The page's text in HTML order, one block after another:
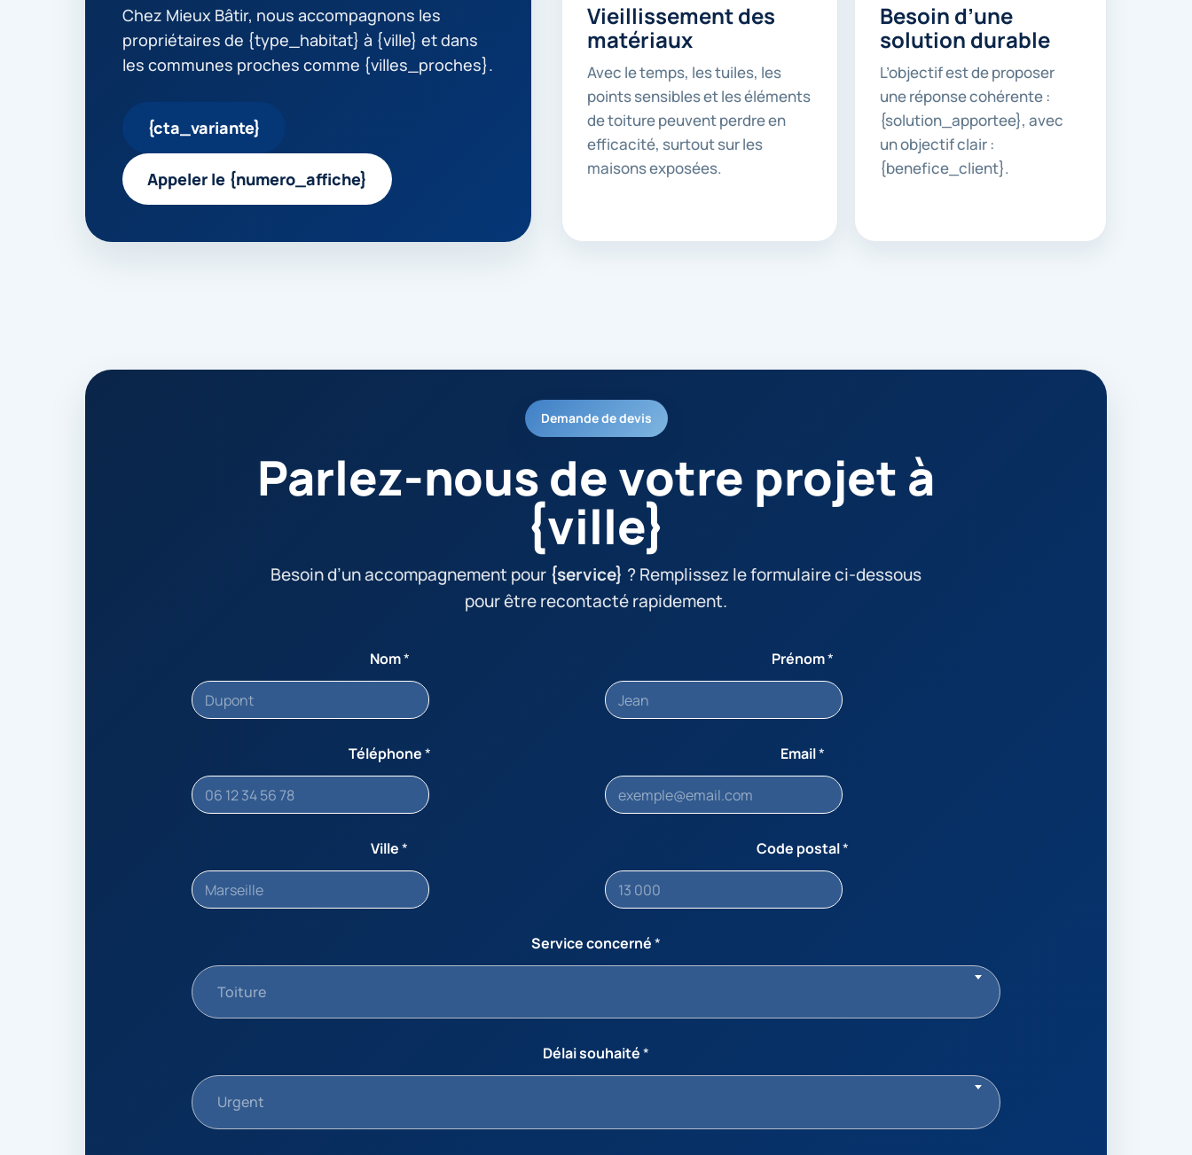
Chez Mieux Bâtir, nous accompagnons les
propriétaires de {type_habitat} à {ville} et dans
les communes proches comme {villes_proches}.
{cta_variante}
Appeler le {numero_affiche}
Vieillissement des
matériaux
Avec le temps, les tuiles, les
points sensibles et les éléments
de toiture peuvent perdre en
efficacité, surtout sur les
maisons exposées.
Besoin d’une
solution durable
L’objectif est de proposer
une réponse cohérente :
{solution_apportee}, avec
un objectif clair :
{benefice_client}.
Demande de devis
Parlez-nous de votre projet à
{ville}
Besoin d’un accompagnement pour {service} ? Remplissez le formulaire ci-dessous
pour être recontacté rapidement.
Nom* Prénom*
Téléphone* Email*
Ville* Code postal*
Service concerné*
Toiture
Délai souhaité*
Urgent